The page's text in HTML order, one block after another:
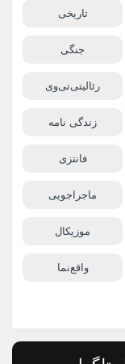
تاریخی
جنگی
رئالیتی‌تی‌وی
زندگی نامه
فانتزی
ماجراجویی
موزیکال
واقع‌نما